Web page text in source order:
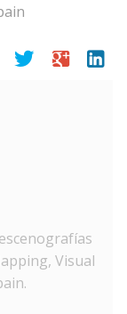
twitter google linkedin
Visual